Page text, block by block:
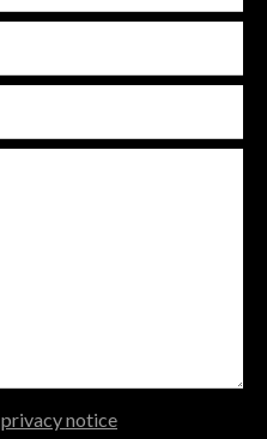
privacy notice